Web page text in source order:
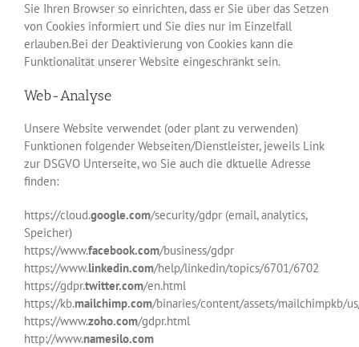
Sie Ihren Browser so einrichten, dass er Sie über das Setzen
von Cookies informiert und Sie dies nur im Einzelfall
erlauben.Bei der Deaktivierung von Cookies kann die
Funktionalität unserer Website eingeschränkt sein.
Web-Analyse
Unsere Website verwendet (oder plant zu verwenden)
Funktionen folgender Webseiten/Dienstleister, jeweils Link
zur DSGVO Unterseite, wo Sie auch die dktuelle Adresse
finden:
https://cloud.google.com/security/gdpr (email, analytics,
Speicher)
https://www.facebook.com/business/gdpr
https://www.linkedin.com/help/linkedin/topics/6701/6702
https://gdpr.twitter.com/en.html
https://kb.mailchimp.com/binaries/content/assets/mailchimpkb/
https://www.zoho.com/gdpr.html
http://www.namesilo.com